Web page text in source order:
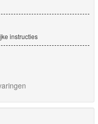
instructies